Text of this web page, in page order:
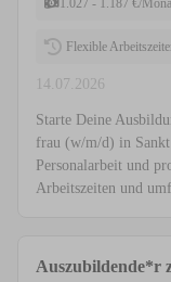
1.027 - 1.187 €/
Flexible
14.07.2026
Starte Deine
frau (w/m/d) in
Personalarbeit und
Arbeitszeiten und
Auszubildende*r